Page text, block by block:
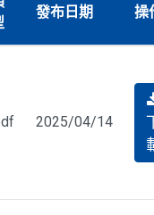
發布日期 操
2025/04/14